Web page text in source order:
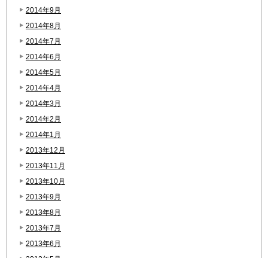
2014年9月
2014年8月
2014年7月
2014年6月
2014年5月
2014年4月
2014年3月
2014年2月
2014年1月
2013年12月
2013年11月
2013年10月
2013年9月
2013年8月
2013年7月
2013年6月